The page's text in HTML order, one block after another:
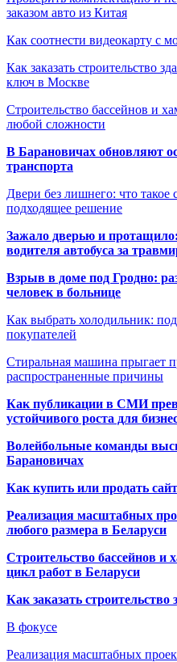
заказом авто из Китая
Как соотнести видеокарту с
Как заказать строительство
ключ в Москве
Строительство бассейнов и
любой сложности
В Барановичах обновляют
транспорта
Двери без лишнего: что
подходящее решение
Зажало дверью и
водителя автобуса за
Взрыв в доме под Гродно:
человек в больнице
Как выбрать холодильник:
покупателей
Стиральная машина прыгает
распространенные причины
Как публикации в СМИ
устойчивого роста для
Волейбольные команды
Барановичах
Как купить или продать
Реализация масштабных
любого размера в Беларуси
Строительство бассейнов
цикл работ в Беларуси
Как заказать строительство
В фокусе
Реализация масштабных